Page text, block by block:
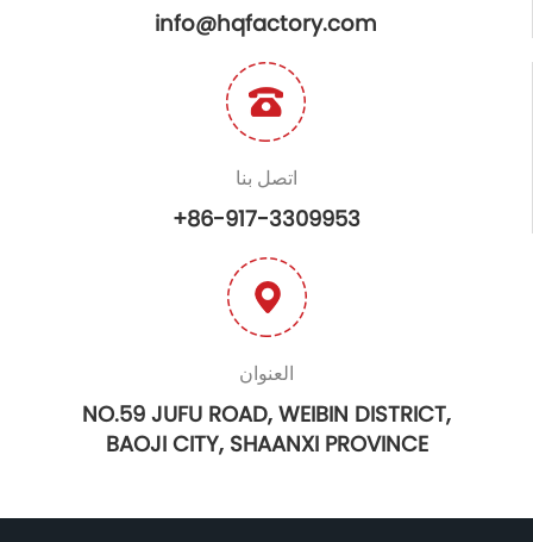
info@hqfactory.com
اتصل بنا
+86-917-3309953
العنوان
NO.59 JUFU ROAD, WEIBIN DISTRICT,
BAOJI CITY, SHAANXI PROVINCE